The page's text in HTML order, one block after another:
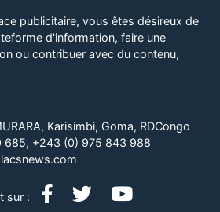
publicitaire, vous êtes désireux de
d'information, faire une
ou contribuer avec du contenu,
Karisimbi, Goma, RDCongo
685, +243 (0) 975 843 988
sur :